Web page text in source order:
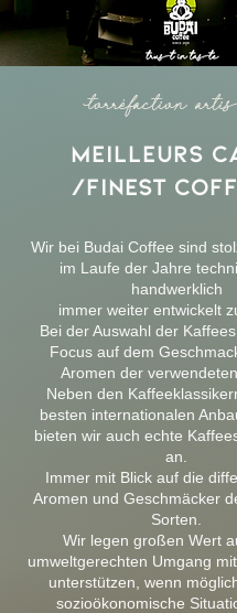
Torréfaction
meilleurs
/finest
Wir bei Budai Coffee sind
im Laufe der Jahre
handwerklich
immer weiter entwickelt
Bei der Auswahl der
Focus auf dem
Aromen der
Neben den
besten internationalen
bieten wir auch echte
an.
Immer mit Blick auf die
Aromen und Geschmäcker
Sorten.
Wir legen großen Wert
umweltgerechten Umgang
unterstützen, wenn
sozioökonomische